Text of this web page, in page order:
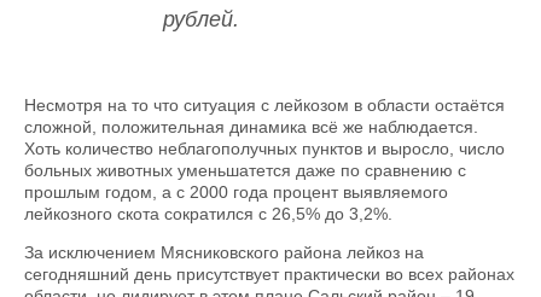
рублей.
Несмотря на то что ситуация с лейкозом в области остаётся
сложной, положительная динамика всё же наблюдается.
Хоть количество неблагополучных пунктов и выросло, число
больных животных уменьшатется даже по сравнению с
прошлым годом, а с 2000 года процент выявляемого
лейкозного скота сократился с 26,5% до 3,2%.
За исключением Мясни­ковского района лейкоз на
сегодняшний день присутствует практически во всех районах